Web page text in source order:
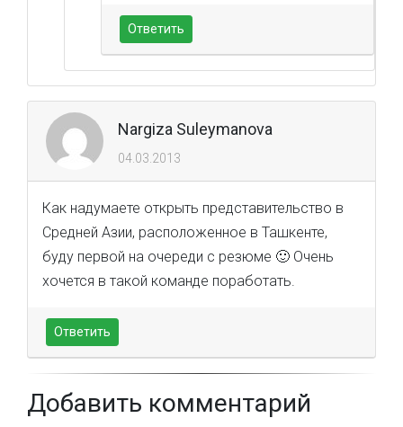
Ответить
Nargiza Suleymanova
04.03.2013
Как надумаете открыть представительство в
Средней Азии, расположенное в Ташкенте,
буду первой на очереди с резюме 🙂 Очень
хочется в такой команде поработать.
Ответить
Добавить комментарий